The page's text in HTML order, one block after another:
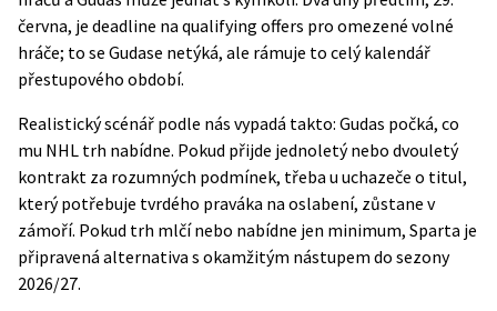
června, je deadline na qualifying offers pro omezené volné
hráče; to se Gudase netýká, ale rámuje to celý kalendář
přestupového období.
Realistický scénář podle nás vypadá takto: Gudas počká, co
mu NHL trh nabídne. Pokud přijde jednoletý nebo dvouletý
kontrakt za rozumných podmínek, třeba u uchazeče o titul,
který potřebuje tvrdého praváka na oslabení, zůstane v
zámoří. Pokud trh mlčí nebo nabídne jen minimum, Sparta je
připravená alternativa s okamžitým nástupem do sezony
2026/27.